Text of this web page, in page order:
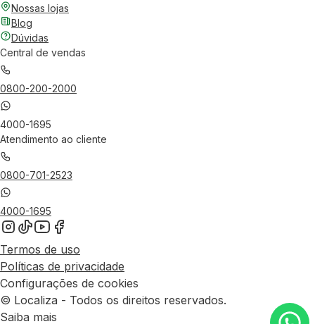
Nossas lojas
Blog
Dúvidas
Central de vendas
0800-200-2000
4000-1695
Atendimento ao cliente
0800-701-2523
4000-1695
Termos de uso
Políticas de privacidade
Configurações de cookies
© Localiza - Todos os direitos reservados.
Saiba mais